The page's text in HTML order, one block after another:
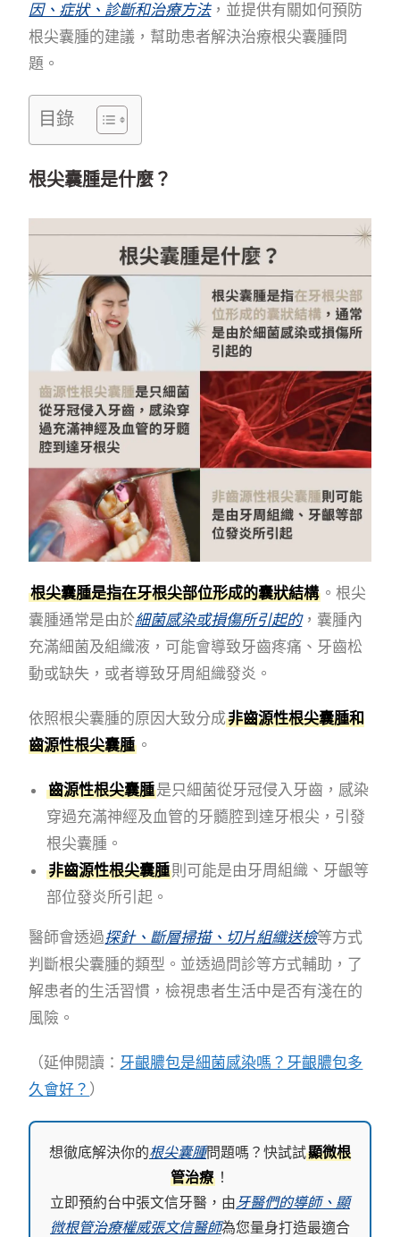
因、症狀、診斷和治療方法，並提供有關如何預防
根尖囊腫的建議，幫助患者解決治療根尖囊腫問
題。
目錄
根尖囊腫是什麼？
根尖囊腫是指在牙根尖部位形成的囊狀結構 。根尖
囊腫通常是由於細菌感染或損傷所引起的，囊腫內
充滿細菌及組織液，可能會導致牙齒疼痛、牙齒松
動或缺失，或者導致牙周組織發炎。
依照根尖囊腫的原因大致分成非齒源性根尖囊腫和
齒源性根尖囊腫 。
齒源性根尖囊腫是只細菌從牙冠侵入牙齒，感染
穿過充滿神經及血管的牙髓腔到達牙根尖，引發
根尖囊腫。
非齒源性根尖囊腫則可能是由牙周組織、牙齦等
部位發炎所引起。
醫師會透過探針、斷層掃描、切片組織送檢等方式
判斷根尖囊腫的類型。並透過問診等方式輔助，了
解患者的生活習慣，檢視患者生活中是否有淺在的
風險。
（延伸閱讀： 牙齦膿包是細菌感染嗎？牙齦膿包多
久會好？ ）
想徹底解決你的根尖囊腫問題嗎？快試試顯微根
管治療 ！
立即預約台中張文信牙醫，由牙醫們的導師、顯
微根管治療權威張文信醫師為您量身打造最適合